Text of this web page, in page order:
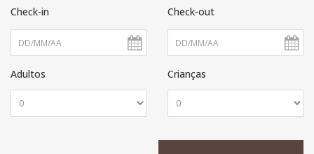
Check-in Check-out
Adultos Crianças